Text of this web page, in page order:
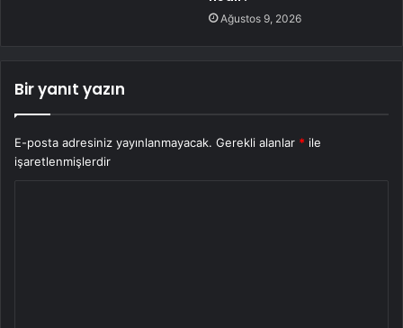
Ağustos 9, 2026
Bir yanıt yazın
E-posta adresiniz yayınlanmayacak. Gerekli alanlar * ile
işaretlenmişlerdir